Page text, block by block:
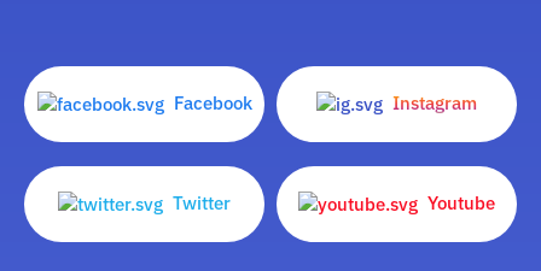
Facebook Instagram
Twitter Youtube